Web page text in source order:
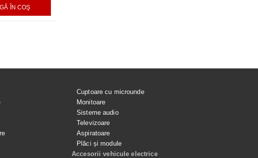
ÎN COŞ
Cuptoare cu microunde
Monitoare
Sisteme audio
Televizoare
Aspiratoare
Plăci și module
Accesorii vehicule electrice